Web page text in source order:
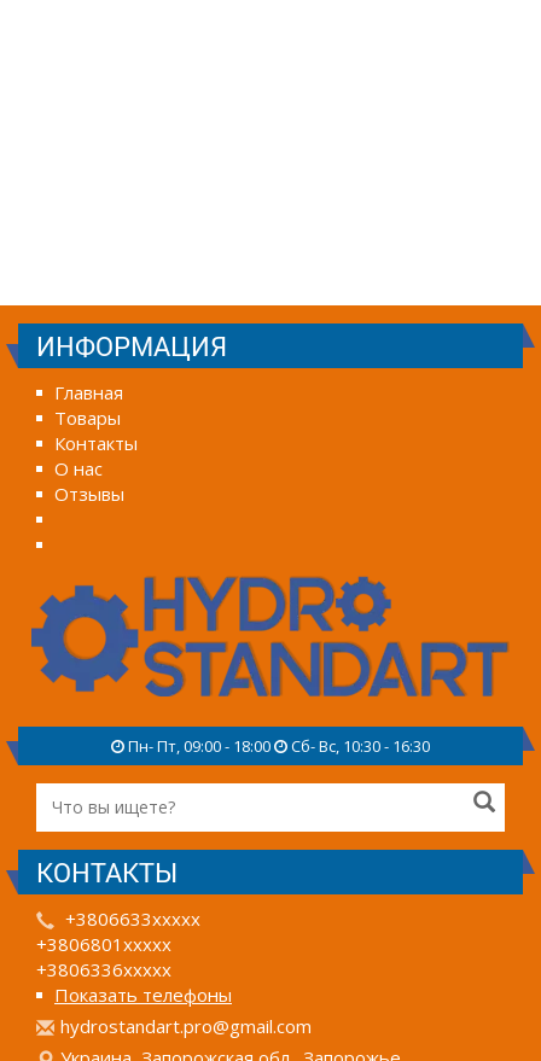
ИНФОРМАЦИЯ
Главная
Товары
Контакты
О нас
Отзывы
Пн- Пт, 09:00 - 18:00 Сб- Вс, 10:30 - 16:30
КОНТАКТЫ
+3806633xxxxx
+3806801xxxxx
+3806336xxxxx
Показать телефоны
hydrostandart.pro@gmail.com